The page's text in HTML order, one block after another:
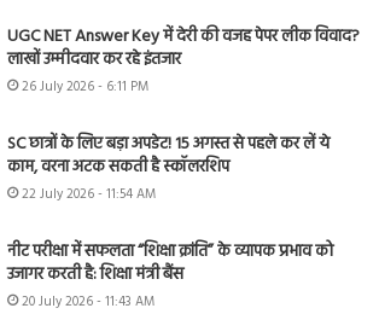
UGC NET Answer Key में देरी की वजह पेपर लीक विवाद?
लाखों उम्मीदवार कर रहे इंतजार
26 July 2026 - 6:11 PM
SC छात्रों के लिए बड़ा अपडेट! 15 अगस्त से पहले कर लें ये
काम, वरना अटक सकती है स्कॉलरशिप
22 July 2026 - 11:54 AM
नीट परीक्षा में सफलता “शिक्षा क्रांति” के व्यापक प्रभाव को
उजागर करती है: शिक्षा मंत्री बैंस
20 July 2026 - 11:43 AM